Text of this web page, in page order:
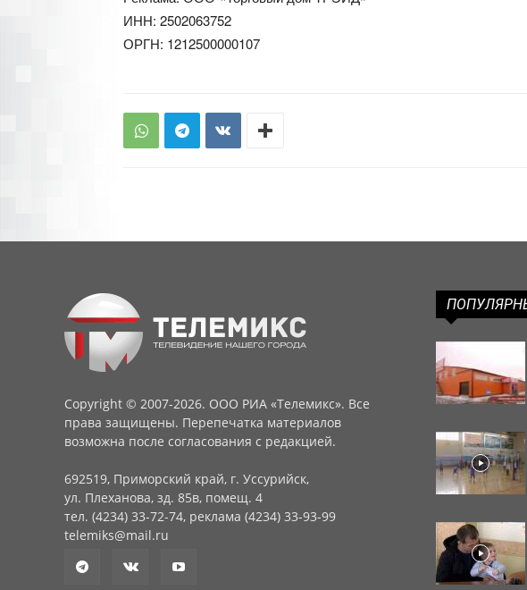
ИНН: 2502063752
ОРГН: 1212500000107
Copyright © 2007-2026. ООО РИА «Телемикс». Все
права защищены. Перепечатка материалов
возможна после согласования с редакцией.
692519, Приморский край, г. Уссурийск,
ул. Плеханова, зд. 85в, помещ. 4
тел. (4234) 33-72-74, реклама (4234) 33-93-99
telemiks@mail.ru